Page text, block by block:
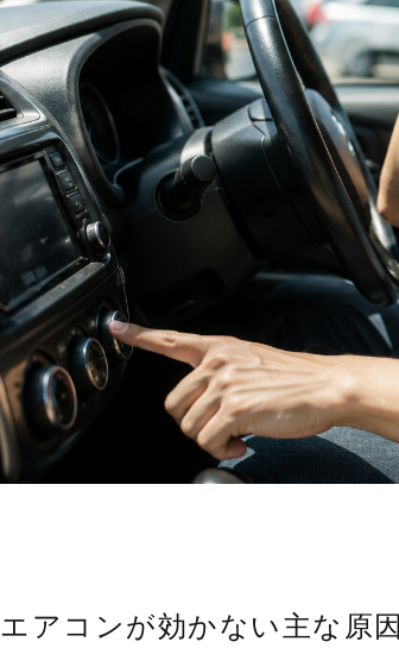
エアコンが効かない主な原因